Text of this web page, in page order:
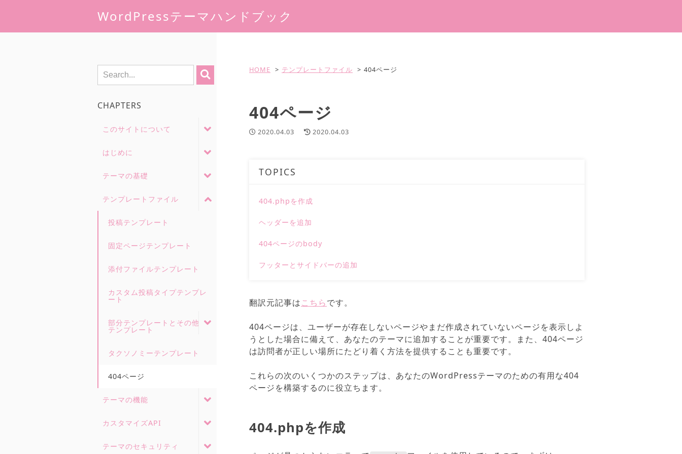
WordPressテーマハンドブック
CHAPTERS
このサイトについて
はじめに
テーマの基礎
テンプレートファイル
投稿テンプレート
固定ページテンプレート
添付ファイルテンプレート
カスタム投稿タイプテンプレ
ート
部分テンプレートとその他の
テンプレート
タクソノミーテンプレート
404ページ
テーマの機能
カスタマイズAPI
テーマのセキュリティ
HOME テンプレートファイル 404ページ
404ページ
2020.04.03 2020.04.03
TOPICS
404.phpを作成
ヘッダーを追加
404ページのbody
フッターとサイドバーの追加
翻訳元記事はこちらです。
404ページは、ユーザーが存在しないページやまだ作成されていないページを表示しよ
うとした場合に備えて、あなたのテーマに追加することが重要です。また、404ページ
は訪問者が正しい場所にたどり着く方法を提供することも重要です。
これらの次のいくつかのステップは、あなたのWordPressテーマのための有用な404
ページを構築するのに役立ちます。
404.phpを作成